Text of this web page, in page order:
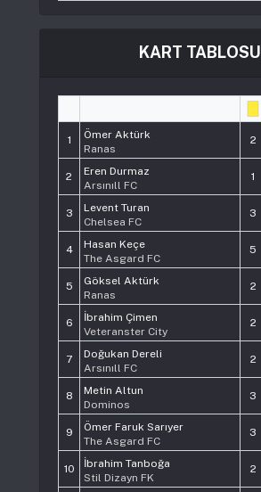
KART TABLOSU
1
Ömer Aktürk
Ranas
2
2
Eren Durmaz
Arsınıll FC
1
3
Levent Turan
Chelsea FC
3
4
Hasan Keçe
The Asgard FC
5
5
Göksel Aktürk
Ranas
2
6
İbrahim Çimen
Veteranster City
2
7
Doğukan Dereli
Arsınıll FC
2
8
Metin Altun
Dominos
3
9
Ömer Faruk Sarıyer
The Asgard FC
3
10
İbrahim Tanboğa
Stil Dizayn FK
2